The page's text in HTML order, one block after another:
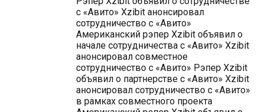
с «Авито» Xzibit анонсировал
сотрудничество с «Авито»
Американский рэпер Xzibit объявил о
начале сотрудничества с «Авито» Xzibit
анонсировал совместное
сотрудничество с «Авито» Рэпер Xzibit
объявил о партнерстве с «Авито» Xzibit
анонсировал сотрудничество с «Авито»
в рамках совместного проекта